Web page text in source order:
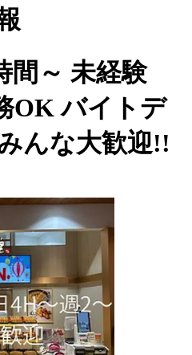
間～ 未経験
OK バイトデ
んな大歓迎!!